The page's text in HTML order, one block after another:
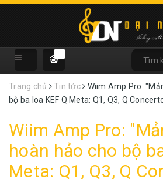
Trang chủ Tin tức
Wiim Amp Pro:
bộ ba loa KEF Q Meta: Q1, Q3, Q
Wiim Amp Pro:
hoàn hảo cho bộ
Meta: Q1, Q3, Q